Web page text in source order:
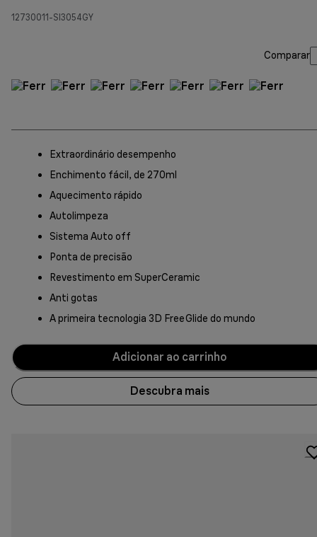
12730011-SI3054GY
Comparar
Extraordinário desempenho
Enchimento fácil, de 270ml
Aquecimento rápido
Autolimpeza
Sistema Auto off
Ponta de precisão
Revestimento em SuperCeramic
Anti gotas
A primeira tecnologia 3D FreeGlide do mundo
Adicionar ao carrinho
Descubra mais